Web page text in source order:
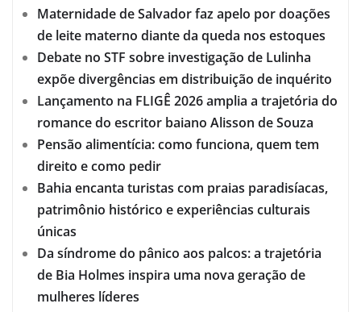
Maternidade de Salvador faz apelo por doações
de leite materno diante da queda nos estoques
Debate no STF sobre investigação de Lulinha
expõe divergências em distribuição de inquérito
Lançamento na FLIGÊ 2026 amplia a trajetória do
romance do escritor baiano Alisson de Souza
Pensão alimentícia: como funciona, quem tem
direito e como pedir
Bahia encanta turistas com praias paradisíacas,
patrimônio histórico e experiências culturais
únicas
Da síndrome do pânico aos palcos: a trajetória
de Bia Holmes inspira uma nova geração de
mulheres líderes